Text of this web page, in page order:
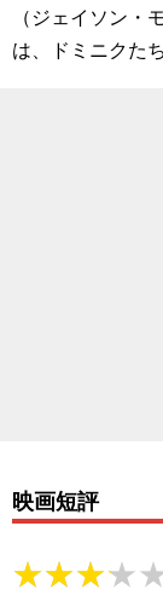
（ジェイソン
は、ドミニクた
映画短評